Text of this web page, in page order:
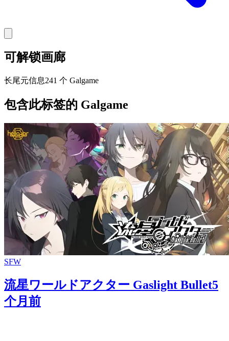
可解锁画廊
长尾元信息241 个 Galgame
包含此标签的 Galgame
SFW
流星ワールドアクター Gaslight Bullet5
个月前